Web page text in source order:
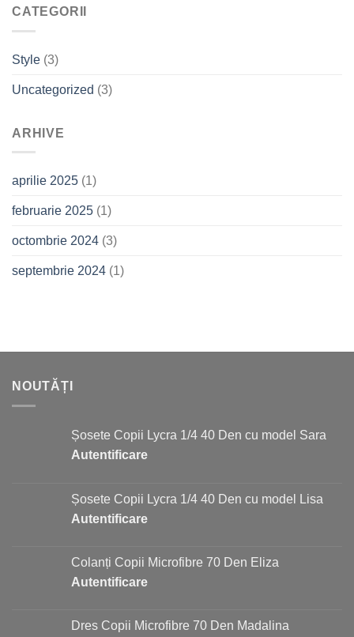
CATEGORII
Style (3)
Uncategorized (3)
ARHIVE
aprilie 2025 (1)
februarie 2025 (1)
octombrie 2024 (3)
septembrie 2024 (1)
NOUTĂȚI
Șosete Copii Lycra 1/4 40 Den cu model Sara
Autentificare
Șosete Copii Lycra 1/4 40 Den cu model Lisa
Autentificare
Colanți Copii Microfibre 70 Den Eliza
Autentificare
Dres Copii Microfibre 70 Den Madalina